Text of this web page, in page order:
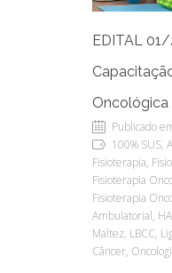
EDITAL
Publicado
100% SUS,
Fisioterapia,
Fisioterapia
Fisioterapia
Ambulatorial,
Maltez, LBCC,
Câncer,